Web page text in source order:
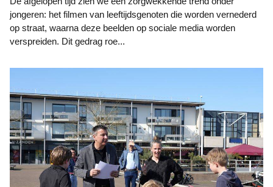
jongeren: het filmen van leeftijdsgenoten die worden vernederd
op straat, waarna deze beelden op sociale media worden
verspreiden. Dit gedrag roe...